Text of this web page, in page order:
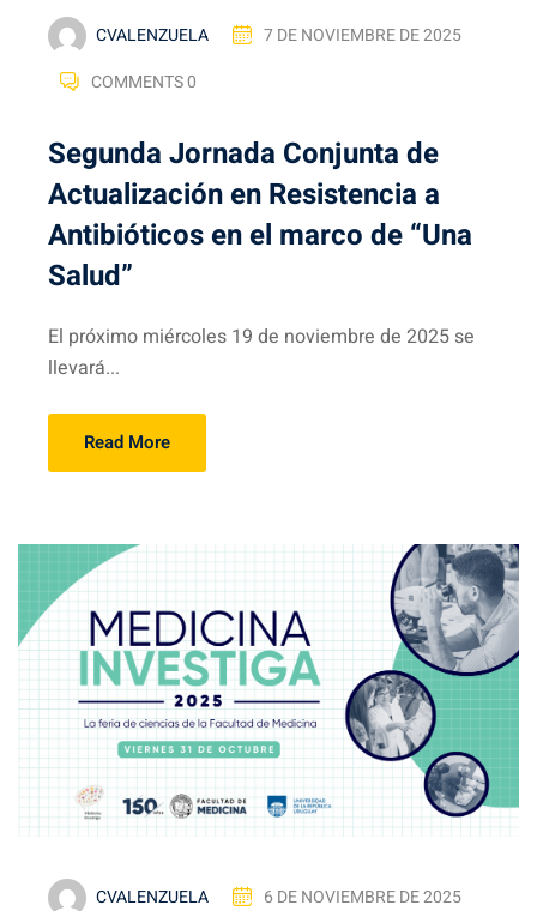
CVALENZUELA
7 DE NOVIEMBRE DE 2025
COMMENTS 0
Segunda Jornada Conjunta de
Actualización en Resistencia a
Antibióticos en el marco de “Una
Salud”
El próximo miércoles 19 de noviembre de 2025 se
llevará...
Read More
CVALENZUELA
6 DE NOVIEMBRE DE 2025